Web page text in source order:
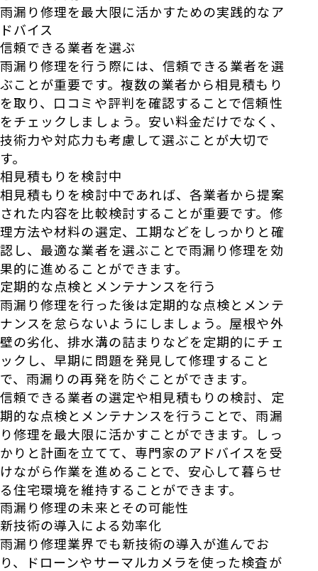
雨漏り修理を最大限に活かすための実践的なア
ドバイス
信頼できる業者を選ぶ
雨漏り修理を行う際には、信頼できる業者を選
ぶことが重要です。複数の業者から相見積もり
を取り、口コミや評判を確認することで信頼性
をチェックしましょう。安い料金だけでなく、
技術力や対応力も考慮して選ぶことが大切で
す。
相見積もりを検討中
相見積もりを検討中であれば、各業者から提案
された内容を比較検討することが重要です。修
理方法や材料の選定、工期などをしっかりと確
認し、最適な業者を選ぶことで雨漏り修理を効
果的に進めることができます。
定期的な点検とメンテナンスを行う
雨漏り修理を行った後は定期的な点検とメンテ
ナンスを怠らないようにしましょう。屋根や外
壁の劣化、排水溝の詰まりなどを定期的にチェ
ックし、早期に問題を発見して修理すること
で、雨漏りの再発を防ぐことができます。
信頼できる業者の選定や相見積もりの検討、定
期的な点検とメンテナンスを行うことで、雨漏
り修理を最大限に活かすことができます。しっ
かりと計画を立てて、専門家のアドバイスを受
けながら作業を進めることで、安心して暮らせ
る住宅環境を維持することができます。
雨漏り修理の未来とその可能性
新技術の導入による効率化
雨漏り修理業界でも新技術の導入が進んでお
り、ドローンやサーマルカメラを使った検査が